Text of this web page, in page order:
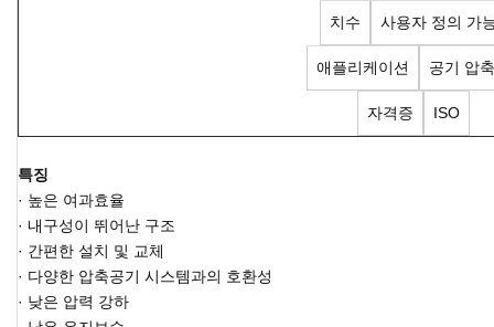
치수 사용자 정의 가
애플리케이션 공기 압
자격증 ISO
특징
· 높은 여과효율
· 내구성이 뛰어난 구조
· 간편한 설치 및 교체
· 다양한 압축공기 시스템과의 호환성
· 낮은 압력 강하